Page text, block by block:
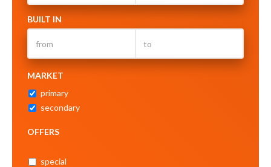
BUILT IN
MARKET
primary
secondary
OFFERS
special